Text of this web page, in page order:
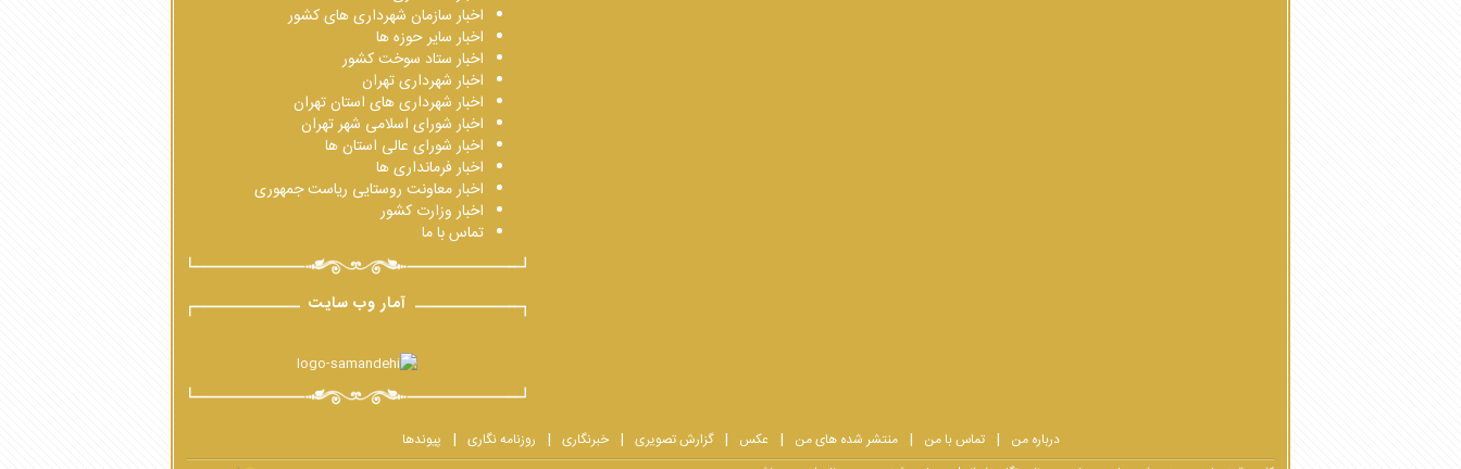
اخبار سازمان شهرداری های کشور
اخبار سایر حوزه ها
اخبار ستاد سوخت کشور
اخبار شهرداری تهران
اخبار شهرداری های استان تهران
اخبار شورای اسلامی شهر تهران
اخبار شورای عالی استان ها
اخبار فرمانداری ها
اخبار معاونت روستایی ریاست جمهوری
اخبار وزارت کشور
تماس با ما
آمار وب سایت
درباره من تماس با من منتشر شده های من عکس گزارش تصویری خبرنگاری روزنامه نگاری پیوندها